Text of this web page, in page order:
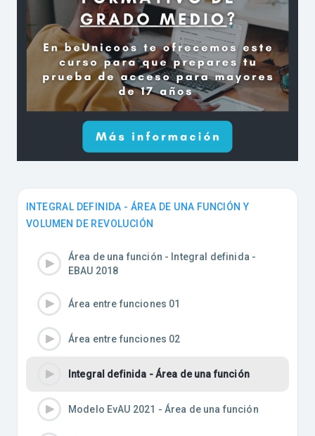
INTEGRAL DEFINIDA - ÁREA DE UNA FUNCIÓN Y
VOLUMEN DE REVOLUCIÓN
Área de una función - Integral definida -
EBAU 2018
Área entre funciones 01
Área entre funciones 02
Integral definida - Área de una función
Modelo EvAU 2021 - Área de una función